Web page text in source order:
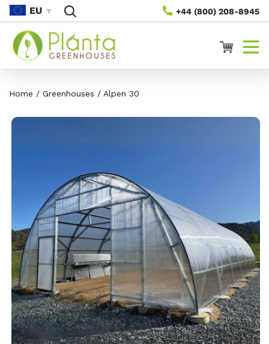
Naar
De
Inhoud
+44 (800) 208-8945
EU
Winkelwagen
Home / Greenhouses / Alpen 30